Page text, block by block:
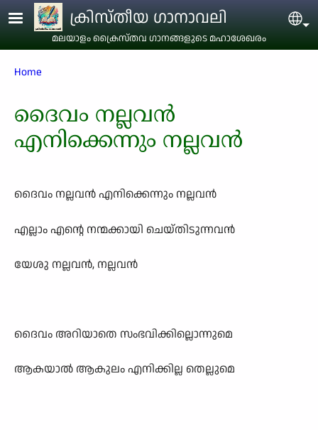
Skip to main contentക്രിസ്തീയ ഗാനാവലി
മലയാളം ക്രൈസ്തവ ഗാനങ്ങളുടെ മഹാശേഖരം
Breadcrumb
Home
ദൈവം നല്ലവന്‍
എനിക്കെന്നും നല്ലവന്‍
ദൈവം നല്ലവന്‍ എനിക്കെന്നും നല്ലവന്‍
എല്ലാം എന്റെ നന്മക്കായി ചെയ്തിടുന്നവന്‍
യേശു നല്ലവന്‍, നല്ലവന്‍
ദൈവം അറിയാതെ സംഭവിക്കില്ലൊന്നുമെ
ആകയാല്‍ ആകുലം എനിക്കില്ല തെല്ലുമെ